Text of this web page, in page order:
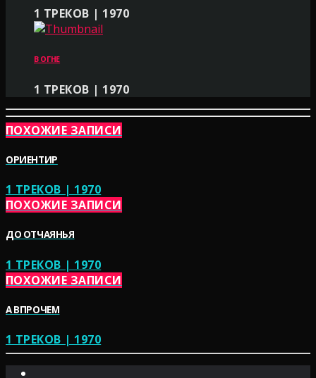
1 ТРЕКОВ | 1970
В ОГНЕ
1 ТРЕКОВ | 1970
ПОХОЖИЕ ЗАПИСИ
ОРИЕНТИР
1 ТРЕКОВ | 1970
ПОХОЖИЕ ЗАПИСИ
ДО ОТЧАЯНЬЯ
1 ТРЕКОВ | 1970
ПОХОЖИЕ ЗАПИСИ
А ВПРОЧЕМ
1 ТРЕКОВ | 1970